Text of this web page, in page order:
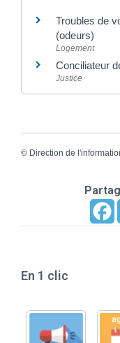
Troubles de
(odeurs)
Logement
Conciliateur
Justice
© Direction de
En 1 clic